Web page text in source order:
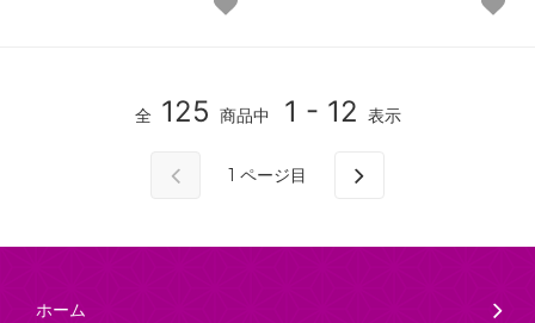
全 125 商品中 1 - 12 表示
1 ページ目
ホーム